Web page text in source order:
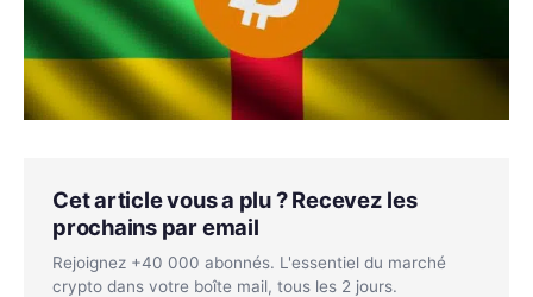
Cet article vous a plu ? Recevez les
prochains par email
Rejoignez +40 000 abonnés. L'essentiel du marché
crypto dans votre boîte mail, tous les 2 jours.